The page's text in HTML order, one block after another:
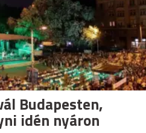
Budapesten,
idén nyáron